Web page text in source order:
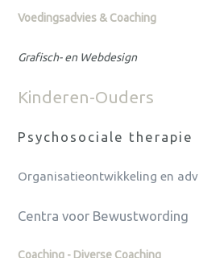
Voedingsadvies & Coaching
Grafisch- en Webdesign
Kinderen-Ouders
Psychosociale therapie
Organisatieontwikkeling en
Centra voor Bewustwording
Coaching - Diverse Coaching